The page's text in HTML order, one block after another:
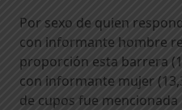
Por sexo de quien
con informante hombre
proporción esta barrera
con informante mujer
de cupos fue